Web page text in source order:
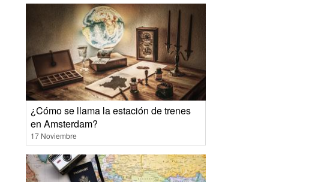
¿Cómo se llama la estación de trenes
en Amsterdam?
17 Noviembre